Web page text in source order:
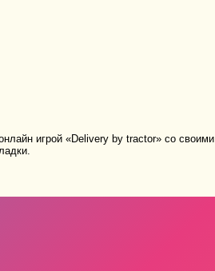
игрой «Delivery by tractor» со своими